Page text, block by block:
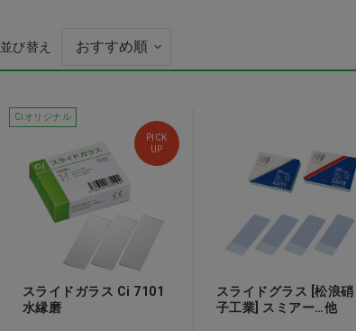
ミアム ホワイト 1箱
(50枚)
価格：ログイン後表示
並び替え
PICK
UP
Ciオリジナル
スライドガラス Ci 7101
水縁磨
スライドグラス [松浪硝
子工業] スミアー…他